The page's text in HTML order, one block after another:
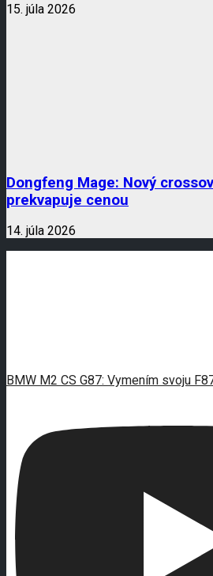
15. júla 2026
Dongfeng Mage: Nový
prekvapuje cenou
14. júla 2026
BMW M2 CS G87: Vymením svoju